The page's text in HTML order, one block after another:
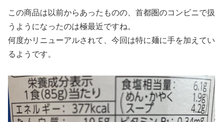
この商品は以前からあったものの、首都圏のコンビニで扱
うようになったのは極最近ですね。
何度かリニューアルされて、今回は特に麺に手を加えてい
るようです。